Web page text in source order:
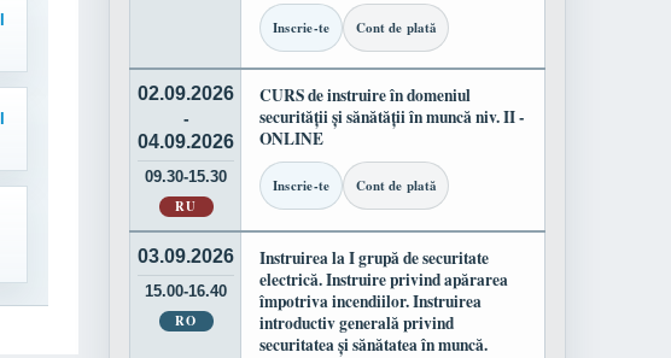
Inscrie-te Cont de plată
02.09.2026
-
04.09.2026
09.30-15.30
RU
CURS de instruire în domeniul
securității și sănătății în muncă niv. II -
ONLINE
Inscrie-te Cont de plată
03.09.2026
15.00-16.40
RO
Instruirea la I grupă de securitate
electrică. Instruire privind apărarea
împotriva incendiilor. Instruirea
introductiv generală privind
securitatea și sănătatea în muncă.